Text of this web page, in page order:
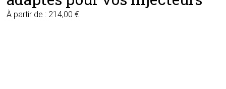
À partir de : 214,00€